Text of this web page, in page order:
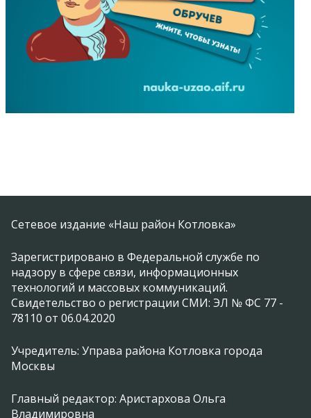
Сетевое издание «Наш район Котловка»
Зарегистрировано в Федеральной службе по
надзору в сфере связи, информационных
технологий и массовых коммуникаций.
Свидетельство о регистрации СМИ: ЭЛ № ФС 77 -
78110 от 06.04.2020
Учредитель: Управа района Котловка города
Москвы
Главный редактор: Аристархова Ольга
Владимировна